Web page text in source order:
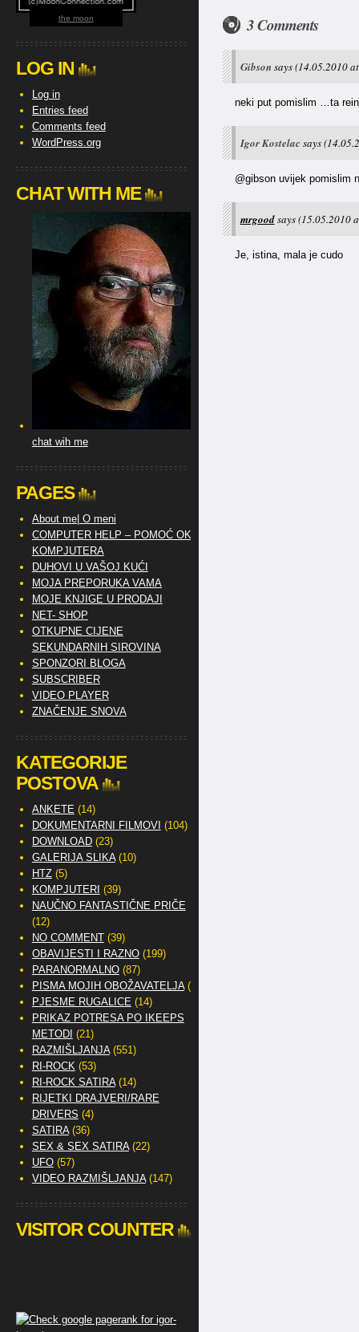
3 Comments
Gibsonsays(14.05.2010
neki put pomislim …ta
Igor Kostelac says
@gibson uvijek pomislim
mrgoodsays(15.05.2010
Je, istina, mala je cudo
the moon
LOG IN
Log in
Entries feed
Comments feed
WordPress.org
CHAT WITH ME
chat wih me
PAGES
About me| O meni
COMPUTER HELP – POMOĆ OKO
KOMPJUTERA
DUHOVI U VAŠOJ KUĆI
MOJA PREPORUKA VAMA
MOJE KNJIGE U PRODAJI
NET- SHOP
OTKUPNE CIJENE
SEKUNDARNIH SIROVINA
SPONZORI BLOGA
SUBSCRIBER
VIDEO PLAYER
ZNAČENJE SNOVA
KATEGORIJE
POSTOVA
ANKETE (14)
DOKUMENTARNI FILMOVI (104)
DOWNLOAD(23)
GALERIJA SLIKA(10)
HTZ(5)
KOMPJUTERI (39)
NAUČNO FANTASTIČNE PRIČE
(12)
NO COMMENT(39)
OBAVIJESTI I RAZNO(199)
PARANORMALNO(87)
PISMA MOJIH OBOŽAVATELJA(2)
PJESME RUGALICE (14)
PRIKAZ POTRESA PO IKEEPS
METODI (21)
RAZMIŠLJANJA(551)
RI-ROCK(53)
RI-ROCK SATIRA(14)
RIJETKI DRAJVERI/RARE
DRIVERS (4)
SATIRA(36)
SEX & SEX SATIRA(22)
UFO(57)
VIDEO RAZMIŠLJANJA(147)
VISITOR COUNTER